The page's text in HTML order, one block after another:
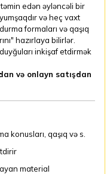
təmin edən əyləncəli bir
və heç vaxt
formaları və qaşıq
hazırlaya bilirlər.
inkişaf etdirmək
və onlayn satışdan
konusları, qaşıq və s.
material